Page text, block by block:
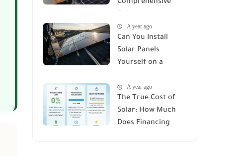
Comprehensive
Rules, and
Installation
Requirements
A year ago
Can You Install
Solar Panels
Yourself on a
Comprehensive
Guide
A year ago
The True Cost of
Solar: How Much
Does Financing